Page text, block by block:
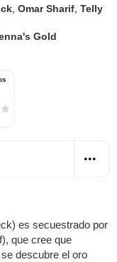
,Omar Sharif ,Telly
Gold
es secuestrado por
que cree que
descubre el oro